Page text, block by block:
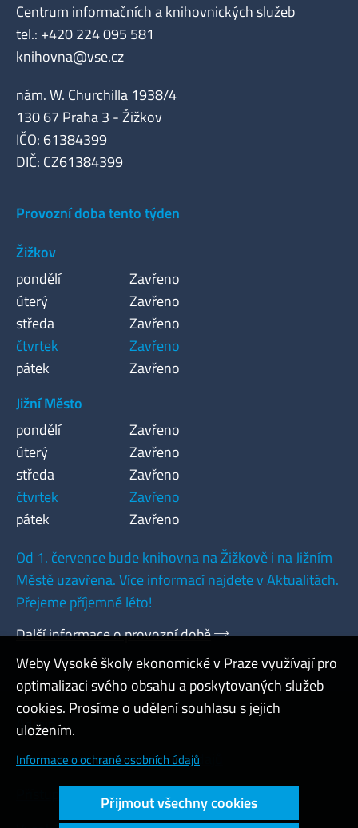
Centrum informačních a knihovnických služeb
tel.: +420 224 095 581
knihovna@vse.cz
nám. W. Churchilla 1938/4
130 67 Praha 3 - Žižkov
IČO: 61384399
DIČ: CZ61384399
Provozní doba tento týden
Žižkov
pondělí
Zavřeno
úterý
Zavřeno
středa
Zavřeno
čtvrtek
Zavřeno
pátek
Zavřeno
Jižní Město
pondělí
Zavřeno
úterý
Zavřeno
středa
Zavřeno
čtvrtek
Zavřeno
pátek
Zavřeno
Od 1. července bude knihovna na Žižkově i na Jižním
Městě uzavřena. Více informací najdete v Aktualitách.
Přejeme příjemné léto!
Další informace o provozní době
Admin
Cookies a ochrana osobních údajů
Přístupnost webu
Weby Vysoké školy ekonomické v Praze využívají pro
optimalizaci svého obsahu a poskytovaných služeb
cookies. Prosíme o udělení souhlasu s jejich
uložením.
Informace o ochraně osobních údajů
Přijmout všechny cookies